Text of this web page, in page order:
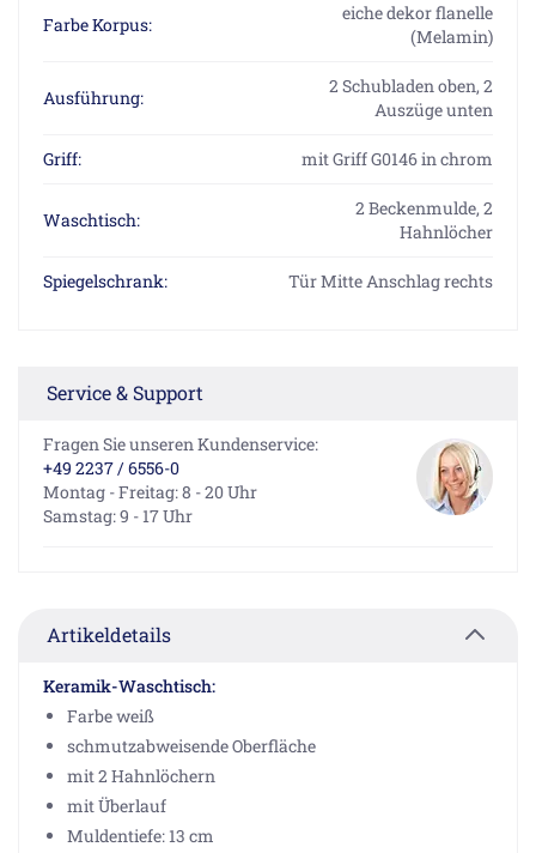
Farbe Korpus:
eiche dekor flanelle
(Melamin)
Ausführung:
2 Schubladen oben, 2
Auszüge unten
Griff: mit Griff G0146 in chrom
Waschtisch:
2 Beckenmulde, 2
Hahnlöcher
Spiegelschrank: Tür Mitte Anschlag rechts
Service & Support
Fragen Sie unseren Kundenservice:
+49 2237 / 6556-0
Montag - Freitag: 8 - 20 Uhr
Samstag: 9 - 17 Uhr
Artikeldetails
Keramik-Waschtisch:
Farbe weiß
schmutzabweisende Oberfläche
mit 2 Hahnlöchern
mit Überlauf
Muldentiefe: 13 cm